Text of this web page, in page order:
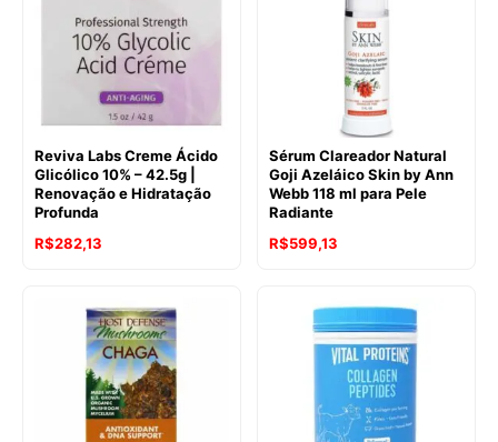
Reviva Labs Creme Ácido
Glicólico 10% – 42.5g |
Renovação e Hidratação
Profunda
R$282,13
Sérum Clareador Natural
Goji Azeláico Skin by Ann
Webb 118 ml para Pele
Radiante
R$599,13